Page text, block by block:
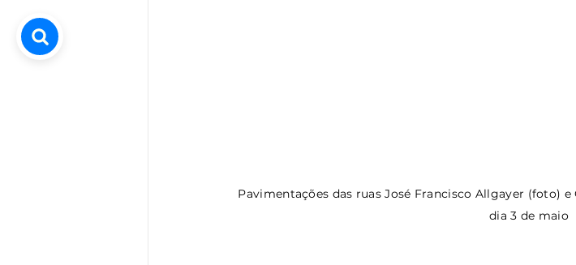
dia 3 de maio